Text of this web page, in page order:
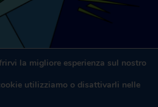
la migliore esperienza sul nostro
utilizziamo o disattivarli nelle